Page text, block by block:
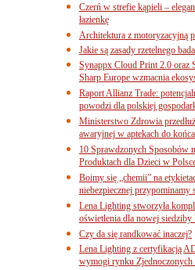
Czerń w strefie kąpieli –
łazienkę
Architektura z motoryzacyjną
Jakie są zasady rzetelnego
Synappx Cloud Print 2.0 oraz
Sharp Europe wzmacnia
Raport Allianz Trade:
powodzi dla polskiej
Ministerstwo Zdrowia
awaryjnej w aptekach do
10 Sprawdzonych Sposobów
Produktach dla Dzieci w
Boimy się „chemii” na
niebezpiecznej
Lena Lighting stworzyła
oświetlenia dla nowej
Czy da się randkować inaczej?
Lena Lighting z certyfikacją
wymogi rynku